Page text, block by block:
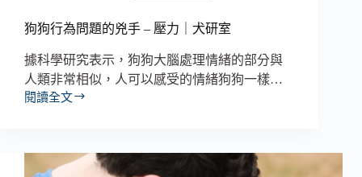
狗狗行為問題的兇手 – 壓力｜犬研室
據科學研究表示，狗狗大腦處理情緒的部分與
人類非常相似，人可以感受的情緒狗狗一樣…
閱讀全文